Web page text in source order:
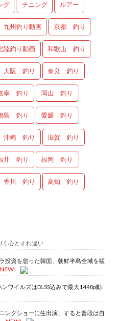
グ チニング ルアー
九州釣り動画 京都 釣り
陸釣り動画 和歌山 釣り
大阪 釣り 奈良 釣り
阜 釣り 岡山 釣り
島 釣り 愛媛 釣り
沖縄 釣り 滋賀 釣り
井 釣り 福岡 釣り
香川 釣り 高知 釣り
く心とすれ違い
投資を怠った韓国、朝鮮半島全域を猛
NEW!
ワイルズはDLSS込みで最大1440p動
ングショーに生出演、すると普段は自